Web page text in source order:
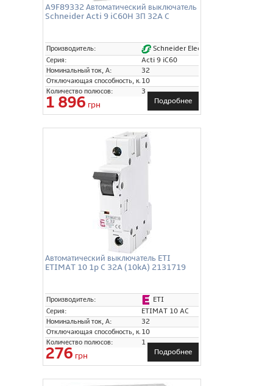
A9F89332 Автоматический выключатель
Schneider Acti 9 iC60H 3П 32A C
Производитель:
Schneider Electric
Серия:
Acti 9 iC60
Номинальный ток, А:
32
Отключающая способность, кА:10
Количество полюсов:
3
1 896 грн Подробнее
Автоматический выключатель ETI
ETIMAT 10 1p C 32A (10kA) 2131719
Производитель:
ETI
Серия:
ETIMAT 10 AC
Номинальный ток, А:
32
Отключающая способность, кА:10
Количество полюсов:
1
276 грн Подробнее